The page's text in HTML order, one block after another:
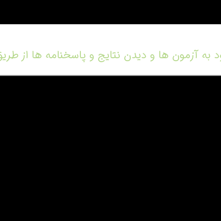
به آزمون ها و دیدن نتایج و پاسخنامه ها از